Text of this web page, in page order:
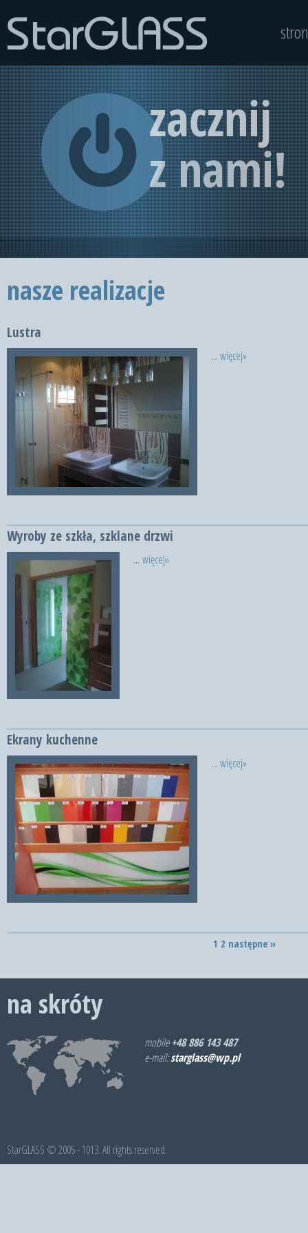
nasze realizacje
Lustra
... więcej»
Wyroby ze szkła, szklane drzwi
... więcej»
Ekrany kuchenne
... więcej»
1 2 następne »
na skróty
mobile+48 886 143 487
e-mail:starglass@wp.pl
StarGLASS © 2005 - 1013. All rights reserved.